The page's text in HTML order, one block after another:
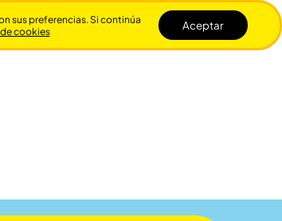
sus preferencias. Si continúa
cookies Aceptar